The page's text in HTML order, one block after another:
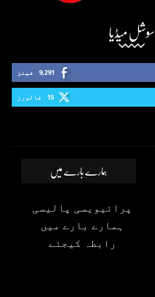
سوشل میڈیا
9,291 فینز
15 فالورز
ہمارے بارے میں
پرائیویسی پالیسی
ہمارے بارے میں
رابطہ کیجئے